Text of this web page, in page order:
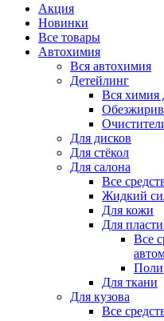
Акция
Новинки
Все товары
Автохимия
Вся автохимия
Детейлинг
Вся химия
Для дисков
Для стёкол
Для салона
Все
Жидкий
Для кожи
Для
Все
Для ткани
Для кузова
Все